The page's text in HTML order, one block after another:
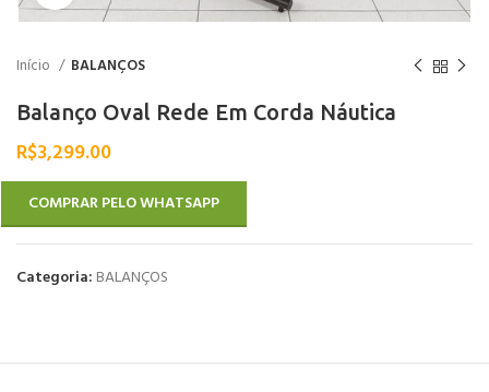
Início BALANÇOS
Balanço Oval Rede Em Corda Náutica
R$3,299.00
COMPRAR PELO WHATSAPP
Categoria: BALANÇOS